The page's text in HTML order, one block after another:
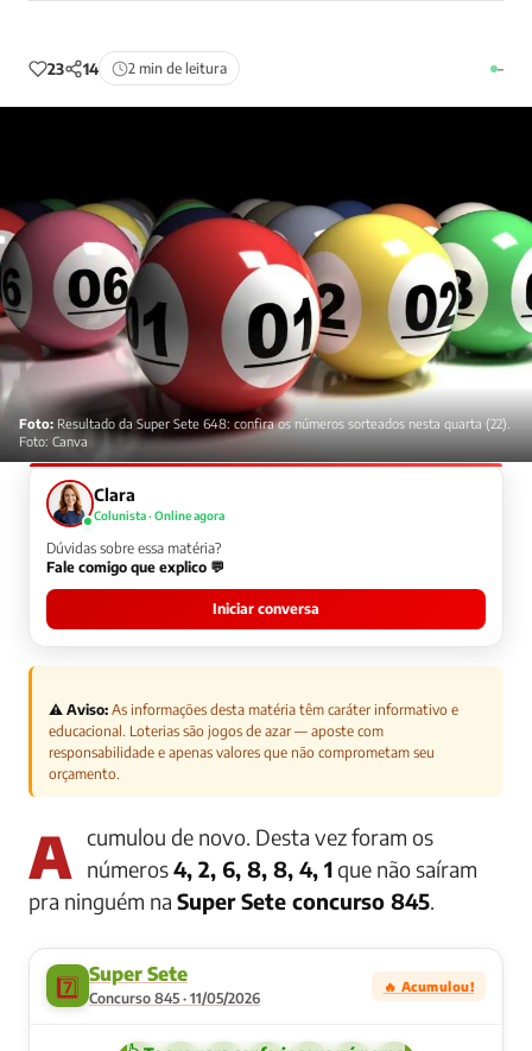
23 14 2 min de leitura –
Foto: Resultado da Super Sete 648: confira os números sorteados nesta quarta (22).
Foto: Canva
Clara
Colunista · Online agora
Dúvidas sobre essa matéria?
Fale comigo que explico 💬
Iniciar conversa
⚠️ Aviso: As informações desta matéria têm caráter informativo e
educacional. Loterias são jogos de azar — aposte com
responsabilidade e apenas valores que não comprometam seu
orçamento.
Acumulou de novo. Desta vez foram os números4, 2, 6, 8, 8, 4, 1que não saíram
pra ninguém na Super Sete concurso 845.
7️⃣ Super Sete
Concurso 845 · 11/05/2026
🔥 Acumulou!